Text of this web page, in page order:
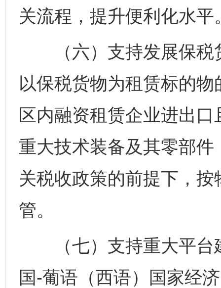
关流程，提升便利化水平
（六）支持发展保税
以保税货物为租赁标的
区内融资租赁企业进出
重大技术装备及其零部
关税收政策的前提下，
管。
（七）支持重大平台
国-葡语（西语）国家经